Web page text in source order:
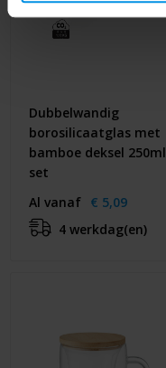
Dubbelwandig
borosilicaatglas met
bamboe deksel 250ml
set
Al vanaf € 5,09
4 werkdag(en)